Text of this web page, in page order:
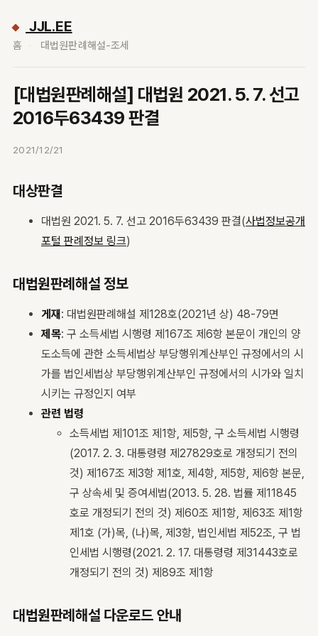
JJL.EE
홈 대법원판례해설-조세
[대법원판례해설] 대법원 2021. 5. 7. 선고
2016두63439 판결
2021/12/21
대상판결
대법원 2021. 5. 7. 선고 2016두63439 판결(사법정보공개
포털 판례정보 링크)
대법원판례해설 정보
게재: 대법원판례해설 제128호(2021년 상) 48-79면
제목: 구 소득세법 시행령 제167조 제6항 본문이 개인의 양
도소득에 관한 소득세법상 부당행위계산부인 규정에서의 시
가를 법인세법상 부당행위계산부인 규정에서의 시가와 일치
시키는 규정인지 여부
관련 법령
소득세법 제101조 제1항, 제5항, 구 소득세법 시행령
(2017. 2. 3. 대통령령 제27829호로 개정되기 전의
것) 제167조 제3항 제1호, 제4항, 제5항, 제6항 본문,
구 상속세 및 증여세법(2013. 5. 28. 법률 제11845
호로 개정되기 전의 것) 제60조 제1항, 제63조 제1항
제1호 (가)목, (나)목, 제3항, 법인세법 제52조, 구 법
인세법 시행령(2021. 2. 17. 대통령령 제31443호로
개정되기 전의 것) 제89조 제1항
대법원판례해설 다운로드 안내